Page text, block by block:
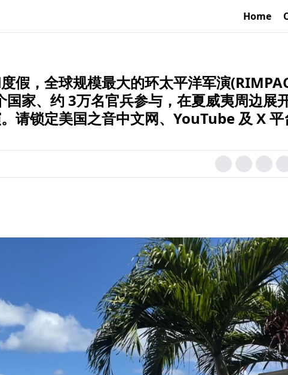
Home
假，全球规模最大的环太平洋军演
家、约 3万名官兵参与，在夏威夷周边展
请锁定美国之音中文网、YouTube 及 X 平